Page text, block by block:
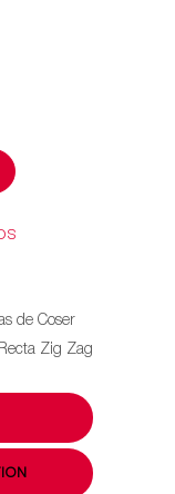
de Coser
Recta Zig Zag